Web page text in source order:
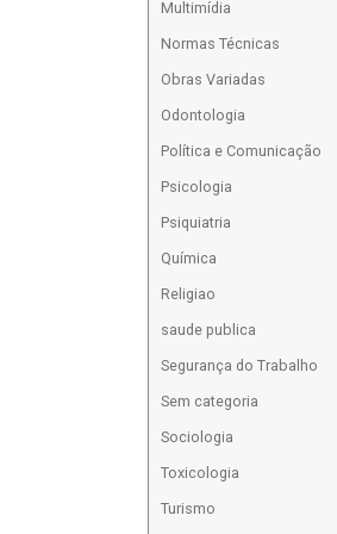
Multimídia
Normas Técnicas
Obras Variadas
Odontologia
Política e Comunicação
Psicologia
Psiquiatria
Química
Religiao
saude publica
Segurança do Trabalho
Sem categoria
Sociologia
Toxicologia
Turismo